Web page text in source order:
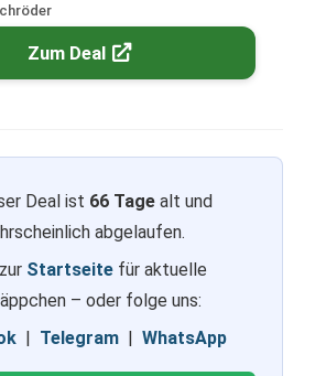
Zum Deal
Deal ist 66 Tage alt und
abgelaufen.
Startseite für aktuelle
– oder folge uns:
| Telegram | WhatsApp